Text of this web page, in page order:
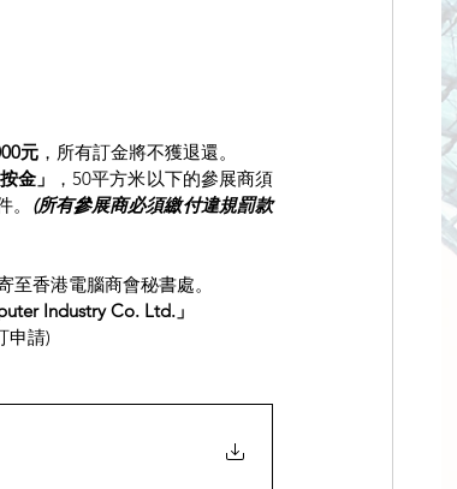
元 ，所有訂金將不獲退還。
金」
，50平方米以下的參展商須
。 (所有參展商必須繳付違規罰款
香港電腦商會秘書處。
Industry Co. Ltd.」
申請)